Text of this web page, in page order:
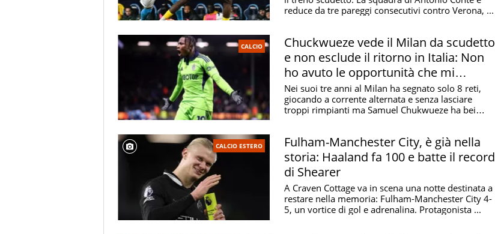
reduce da tre pareggi consecutivi contro Verona, ...
CALCIO
Chuckwueze vede il Milan da scudetto
e non esclude il ritorno in Italia: Non
ho avuto le opportunità che mi
aspettavo
Nei suoi tre anni al Milan ha segnato solo 8 reti,
giocando a corrente alternata e senza lasciare
troppi rimpianti ma Samuel Chukwueze ha bei
CALCIO ESTERO
Fulham-Manchester City, è già nella
storia: Haaland fa 100 e batte il record
di Shearer
A Craven Cottage va in scena una notte destinata a
restare nella memoria: Fulham-Manchester City 4-
5, un vortice di gol e adrenalina. Protagonista ...